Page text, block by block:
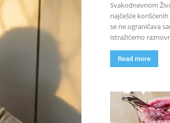
Svakodnevnom
najčešće
se ne ograničava
istražićemo
Read more